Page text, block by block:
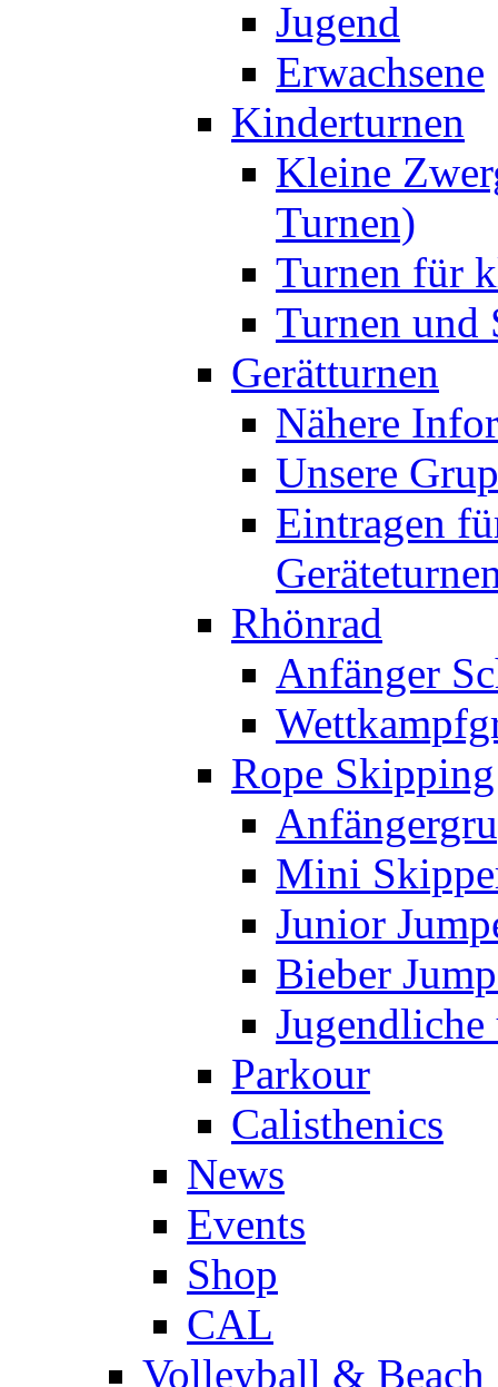
Jugend
Erwachsene
Kinderturnen
Kleine
Turnen)
Turnen für
Turnen und
Gerätturnen
Nähere
Unsere
Eintragen
Rhönrad
Anfänger
Rope Skipping
Mini
Junior
Bieber
Jugendliche
Parkour
Calisthenics
News
Events
Shop
CAL
Volleyball & Beach